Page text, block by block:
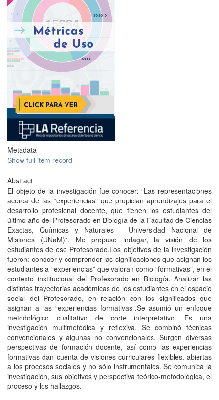
Metadata
Show full item record
Abstract
El objeto de la investigación fue conocer: “Las representaciones
acerca de las “experiencias” que propician aprendizajes para el
desarrollo profesional docente, que tienen los estudiantes del
último año del Profesorado en Biología de la Facultad de Ciencias
Exactas, Químicas y Naturales - Universidad Nacional de
Misiones (UNaM)”. Me propuse indagar, la visión de los
estudiantes de ese Profesorado.Los objetivos de la investigación
fueron: conocer y comprender las significaciones que asignan los
estudiantes a “experiencias” que valoran como “formativas”, en el
contexto institucional del Profesorado en Biología. Analizar las
distintas trayectorias académicas de los estudiantes en el espacio
social del Profesorado, en relación con los significados que
asignan a las “experiencias formativas”.Se asumió un enfoque
metodológico cualitativo de corte interpretativo. Es una
investigación multimetódica y reflexiva. Se combinó técnicas
convencionales y algunas no convencionales. Surgen diversas
perspectivas de formación docente, así como las experiencias
formativas dan cuenta de visiones curriculares flexibles, abiertas
a los procesos sociales y no sólo instrumentales. Se comunica la
investigación, sus objetivos y perspectiva teórico-metodológica, el
proceso y los hallazgos.